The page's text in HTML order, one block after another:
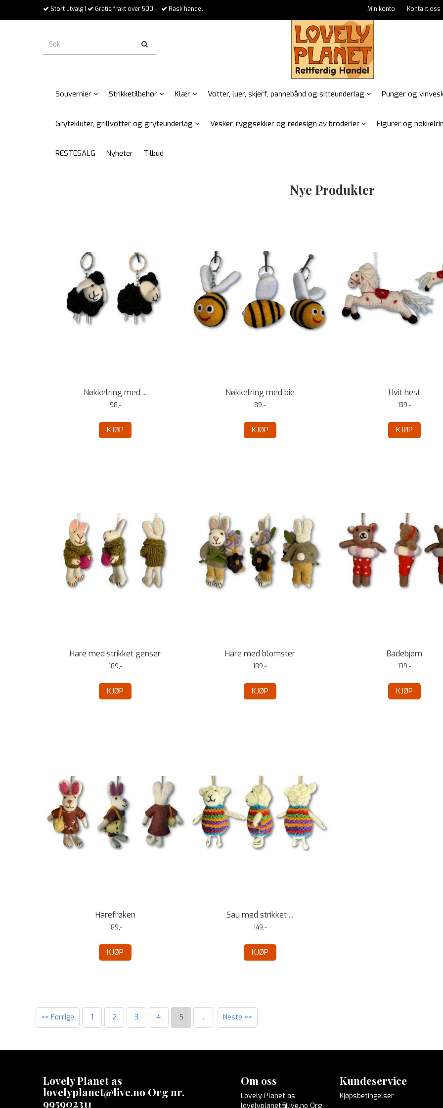
Stort utvalg | Gratis frakt over 500,- | Rask handel Min konto Kontakt oss
Souvernier Strikketilbehør Klær Votter, luer, skjerf, pannebånd og sitteunderlag Punger og
Grytekluter, grillvotter og gryteunderlag Vesker, ryggsekker og redesign av broderier Figurer og
RESTESALG Nyheter Tilbud
Nye Produkter
Nøkkelring med ...
98,-
KJØP
Nøkkelring med bie
89,-
KJØP
Hvit hest
139,-
KJØP
Hare med strikket genser
189,-
KJØP
Hare med blomster
189,-
KJØP
Badebjørn
139,-
KJØP
Harefrøken
189,-
KJØP
Sau med strikket ...
149,-
KJØP
<< Forrige 1 2 3 4 5 ... Neste >>
Lovely Planet as
lovelyplanet@live.no Org nr.
995902311
Om oss
Lovely Planet as
lovelyplanet@live.no Org
Kundeservice
Kjøpsbetingelser